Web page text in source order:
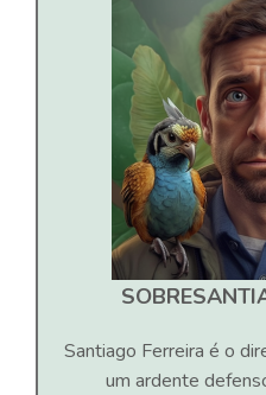
SOBRE
Santiago Ferreira é o
um ardente